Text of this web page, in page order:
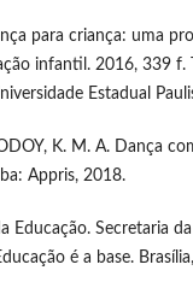
para criança: uma
infantil. 2016, 339 f.
Estadual
K. M. A. Dança
Appris, 2018.
Educação. Secretaria
é a base.